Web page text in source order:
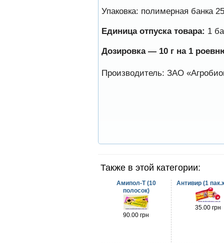
Упаковка: полимерная банка
Единица отпуска товара: 1
Дозировка — 10 г на 1
Производитель: ЗАО
Также в этой категории:
Амипол-Т (10
полосок)
90.00 грн
Антивир (1
35.00 грн